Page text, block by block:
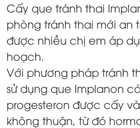
Cấy que tránh thai
phòng tránh thai mới an
được nhiều chị em áp
hoạch.
Với phương pháp tránh
sử dụng que Implanon
progesteron được cấy
không thuận, từ đó